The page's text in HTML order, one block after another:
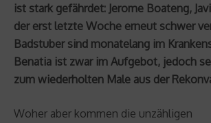
ist stark gefährdet: Jerome Boateng,
der erst letzte Woche erneut schwer
Badstuber sind monatelang im
Benatia ist zwar im Aufgebot, jedoch
zum wiederholten Male aus der
Woher aber kommen die unzähligen